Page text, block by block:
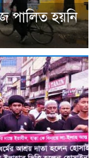
পালিত হয়নি